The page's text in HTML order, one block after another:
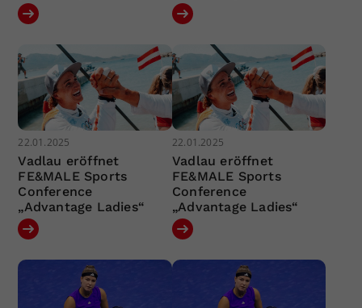
22.01.2025
Vadlau eröffnet
FE&MALE Sports
Conference
„Advantage Ladies“
22.01.2025
Vadlau eröffnet
FE&MALE Sports
Conference
„Advantage Ladies“